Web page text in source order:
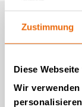
Zustimmung
Diese
Wir